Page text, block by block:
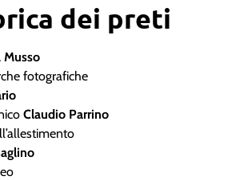
dei preti
Musso
fotografiche
Claudio Parrino